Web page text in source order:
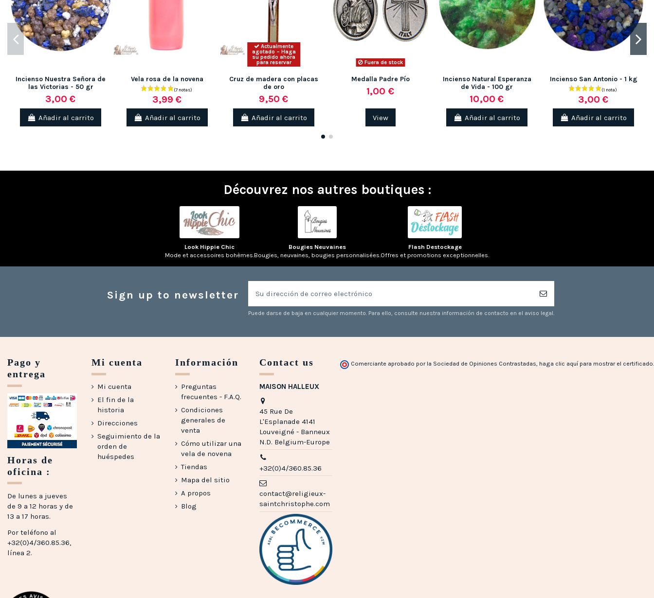
Incienso Nuestra Señora de
las Victorias - 50 gr
3,00 €
Añadir al carrito
Vela rosa de la novena
3,99 €
Añadir al carrito
Actualmente
agotado – Haga
su pedido ahora
para reservar
Cruz de madera con placas
de oro
9,50 €
Añadir al carrito
Fuera de stock
Medalla Padre Pío
1,00 €
View
Incienso Natural Esperanza
de Vida - 100 gr
10,00 €
Añadir al carrito
Incienso San Antonio - 1 kg
3,00 €
Añadir al carrito
Découvrez nos autres boutiques :
Look Hippie Chic
Mode et accessoires bohèmes.
Bougies Neuvaines
Bougies, neuvaines, bougies personnalisées.
Flash Destockage
Offres et promotions exceptionnelles.
Sign up to newsletter
Puede darse de baja en cualquier momento. Para ello, consulte nuestra información de contacto en el aviso legal.
Pago y
entrega
Horas de
oficina :
De lunes a jueves
de 9 a 12 horas y de
13 a 17 horas.
Por teléfono al
+32(0)4/360.85.36,
línea 2.
Mi cuenta
Mi cuenta
El fin de la
historia
Direcciones
Seguimiento de la
orden de
huéspedes
Información
Preguntas
frecuentes - F.A.Q.
Condiciones
generales de
venta
Cómo utilizar una
vela de novena
Tiendas
Mapa del sitio
A propos
Blog
Contact us
MAISON HALLEUX
45 Rue De
L'Esplanade 4141
Louveigné - Banneux
N.D. Belgium-Europe
+32(0)4/360.85.36
contact@religieux-
saintchristophe.com
Comerciante aprobado por la Sociedad de Opiniones Contrastadas, haga clic aquí para mostrar el certificado.